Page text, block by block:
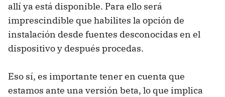
allí ya está disponible. Para ello será
imprescindible que habilites la opción de
instalación desde fuentes desconocidas en el
dispositivo y después procedas.
Eso sí, es importante tener en cuenta que
estamos ante una versión beta, lo que implica